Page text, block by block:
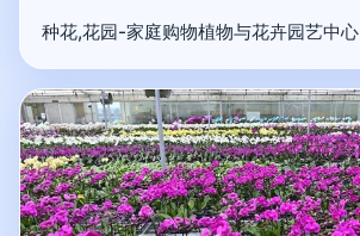
种花,花园-家庭购物植物与花卉园艺中心